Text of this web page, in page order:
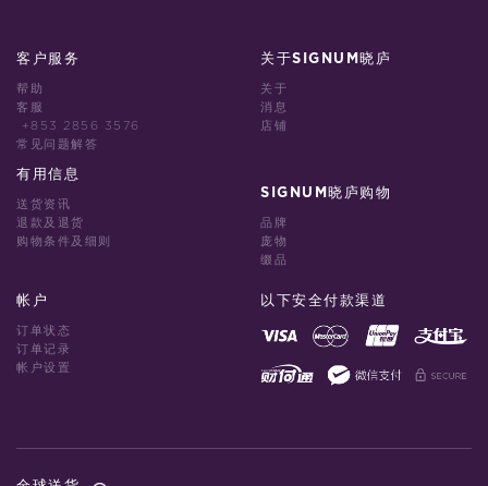
客户服务
帮助
客服
+853 2856 3576
常见问题解答
有用信息
送货资讯
退款及退货
购物条件及细则
关于SIGNUM晓庐
关于
消息
店铺
SIGNUM晓庐购物
品牌
庞物
缀品
帐户
订单状态
订单记录
帐户设置
以下安全付款渠道